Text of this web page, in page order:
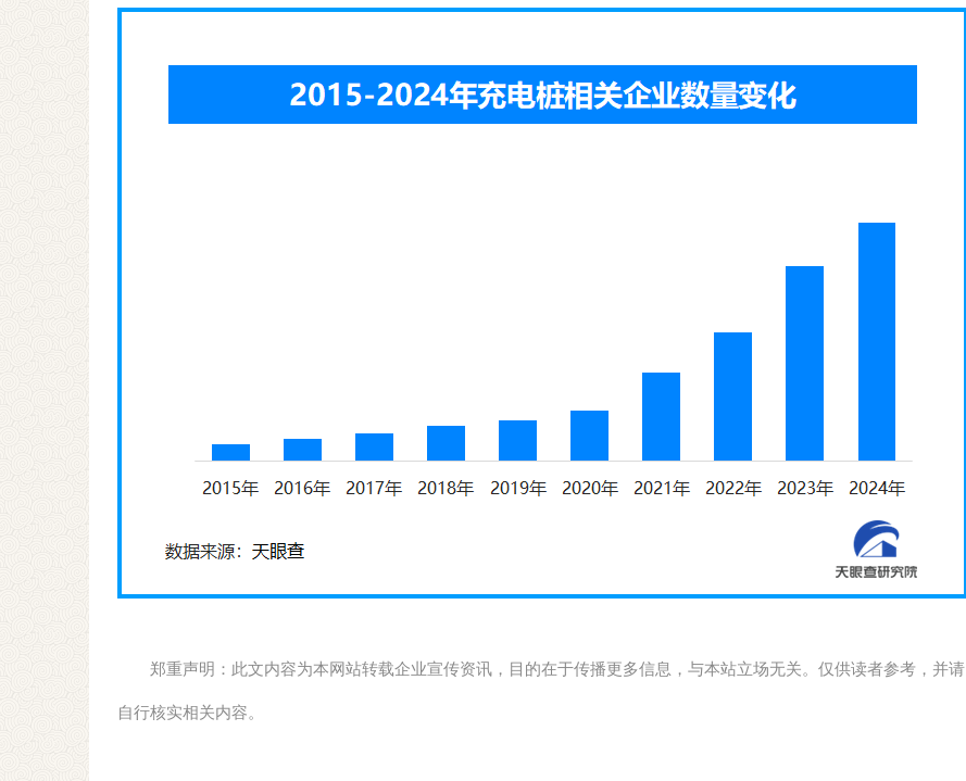
郑重声明：此文内容为本网站转载企业宣传资讯，目的在于传播更多信息，与本站立场无关。仅供读者参考，并请
自行核实相关内容。